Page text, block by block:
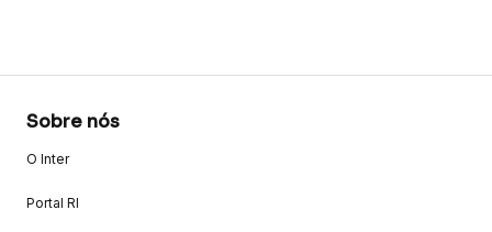
Sobre nós
O Inter
Portal RI